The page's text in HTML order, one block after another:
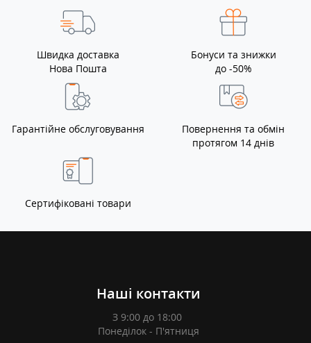
Швидка доставка
Нова Пошта
Бонуси та знижки
до -50%
Гарантійне обслуговування
Повернення та обмін
протягом 14 днів
Сертифіковані товари
Наші контакти
З 9:00 до 18:00
Понеділок - П'ятниця